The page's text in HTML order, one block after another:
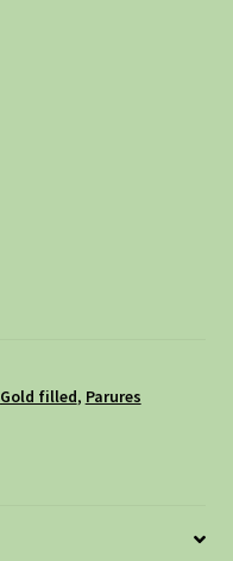
Gold filled, Parures